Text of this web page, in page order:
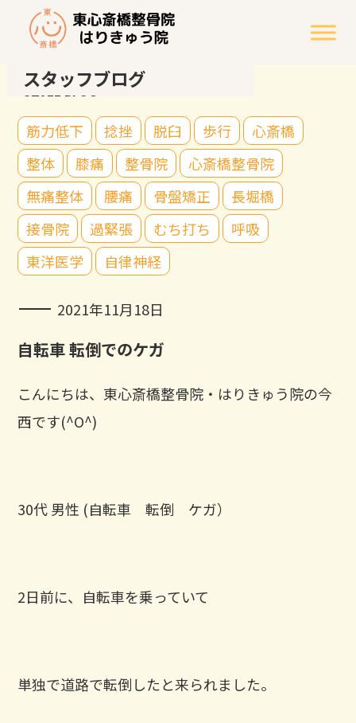
スタッフブログ
STAFF BLOG
筋力低下 捻挫 脱臼 歩行
心斎橋
整体
膝痛 整骨院
心斎橋整骨院
無痛整体
腰痛 骨盤矯正
長堀橋
接骨院
過緊張 むち打ち
呼吸
東洋医学
自律神経
2021年11月18日
自転車 転倒でのケガ
こんにちは、東心斎橋整骨院・はりきゅう院の今
西です(^O^)
30代 男性 (自転車 転倒 ケガ）
2日前に、自転車を乗っていて
単独で道路で転倒したと来られました。